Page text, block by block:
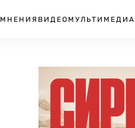
МНЕНИЯ ВИДЕО МУЛЬТИМЕДИА